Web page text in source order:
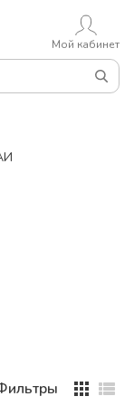
Мой кабинет